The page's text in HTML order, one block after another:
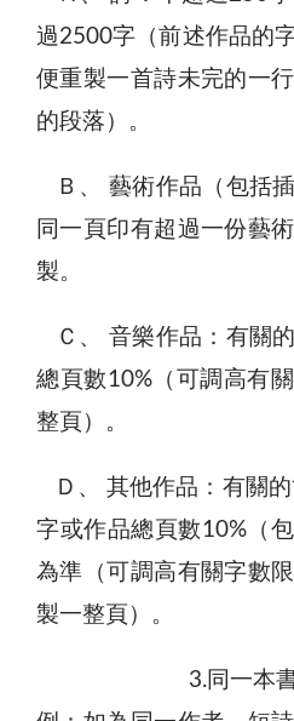
過2500字（前述作品的
便重製一首詩未完的一
的段落）。
Ｂ、 藝術作品（包括
同一頁印有超過一份藝
製。
Ｃ、 音樂作品：有關
總頁數10%（可調高有
整頁）。
Ｄ、 其他作品：有關
字或作品總頁數10%（
為準（可調高有關字數
製一整頁）。
3.同一本書、期